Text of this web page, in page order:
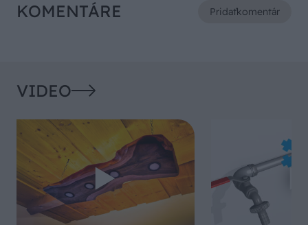
KOMENTÁRE Pridaťkomentár
VIDEO